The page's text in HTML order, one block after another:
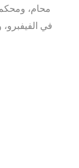
محام،
في